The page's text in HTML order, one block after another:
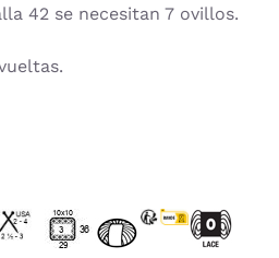
42 se necesitan 7 ovillos.